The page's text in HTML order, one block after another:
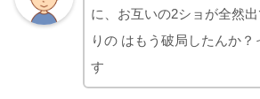
に、お互いの2ショが全然
りの はもう破局したんか
す